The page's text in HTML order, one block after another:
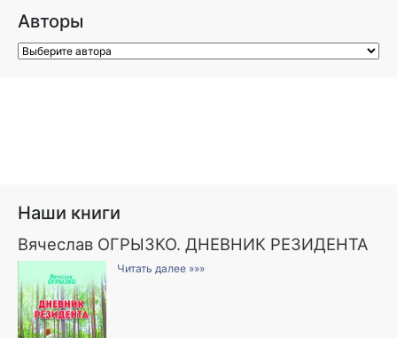
Авторы
Наши книги
Вячеслав ОГРЫЗКО. ДНЕВНИК РЕЗИДЕНТА
Читать далее »»»